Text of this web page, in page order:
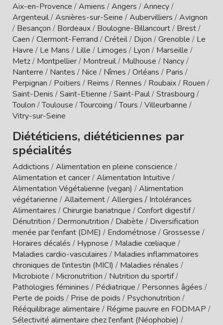
Aix-en-Provence /Amiens /Angers /Annecy/
Argenteuil/Asnières-sur-Seine /Aubervilliers /Avignon
/ Besançon / Bordeaux/ Boulogne-Billancourt/ Brest/
Caen /Clermont-Ferrand /Créteil/ Dijon /Grenoble / Le
Havre / Le Mans / Lille / Limoges / Lyon / Marseille /
Metz/ Montpellier/ Montreuil/ Mulhouse / Nancy/
Nanterre / Nantes / Nice / Nîmes /Orléans / Paris /
Perpignan / Poitiers / Reims / Rennes / Roubaix/ Rouen /
Saint-Denis /Saint-Etienne /Saint-Paul/Strasbourg /
Toulon /Toulouse /Tourcoing /Tours /Villeurbanne /
Vitry-sur-Seine
Diététiciens, diététiciennes par
spécialités
Addictions /Alimentation en pleine conscience /
Alimentation et cancer/Alimentation Intuitive /
Alimentation Végétalienne (vegan) /Alimentation
végétarienne /Allaitement/Allergies / Intolérances
Alimentaires /Chirurgie bariatrique /Confort digestif/
Dénutrition / Dermonutrition / Diabète / Diversification
menée par l'enfant (DME) / Endométriose /Grossesse /
Horaires décalés / Hypnose / Maladie cœliaque /
Maladies cardio-vasculaires / Maladies inflammatoires
chroniques de l'intestin (MICI) / Maladies rénales /
Microbiote / Micronutrition / Nutrition du sportif/
Pathologies féminines / Pédiatrique / Personnes âgées /
Perte de poids / Prise de poids / Psychonutrition /
Rééquilibrage alimentaire / Régime pauvre en FODMAP /
Sélectivité alimentaire chez l'enfant (Néophobie) /